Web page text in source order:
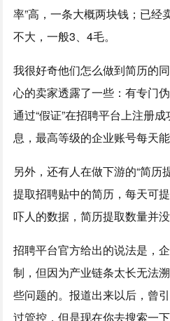
率”高，一条大概两块钱；已经
不大，一般3、4毛。
我很好奇他们怎么做到简历的
心的卖家透露了一些：有专门伪
通过“假证”在招聘平台上注册
息，最高等级的企业账号每天
另外，还有人在做下游的“简历
提取招聘贴中的简历，每天可
吓人的数据，简历提取数量并没
招聘平台官方给出的说法是，
制，但因为产业链条太长无法
些问题的。报道出来以后，曾
过管控，但是现在你去搜索一